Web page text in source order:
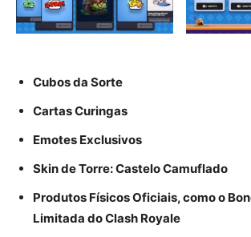
Cubos da Sorte
Cartas Curingas
Emotes Exclusivos
Skin de Torre: Castelo Camuflado
Produtos Físicos Oficiais, como o
Limitada do Clash Royale